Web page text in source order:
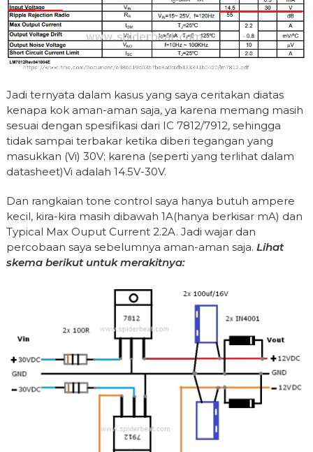
Jadi ternyata dalam kasus yang saya ceritakan diatas
kenapa kok aman-aman saja, ya karena memang masih
sesuai dengan spesifikasi dari IC 7812/7912, sehingga
tidak sampai terbakar ketika diberi tegangan yang
masukkan (Vi) 30V; karena (seperti yang terlihat dalam
datasheet)Vi adalah 14.5V-30V.
Dan rangkaian tone control saya hanya butuh ampere
kecil, kira-kira masih dibawah 1A(hanya berkisar mA) dan
Typical Max Ouput Current 2.2A. Jadi wajar dan
percobaan saya sebelumnya aman-aman saja. Lihat
skema berikut untuk merakitnya: